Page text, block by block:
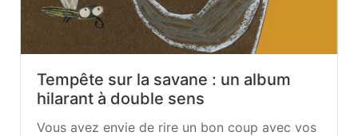
Tempête sur la savane : un album
hilarant à double sens
Vous avez envie de rire un bon coup avec vos